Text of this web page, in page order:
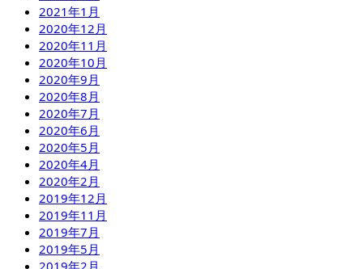
2021年1月
2020年12月
2020年11月
2020年10月
2020年9月
2020年8月
2020年7月
2020年6月
2020年5月
2020年4月
2020年2月
2019年12月
2019年11月
2019年7月
2019年5月
2019年2月